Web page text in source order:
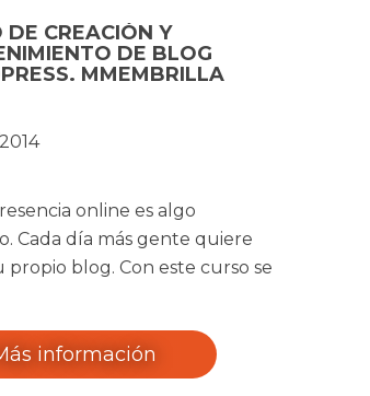
DE CREACIÓN Y
DE BLOG
MMEMBRILLA
online es algo
Cada día más gente quiere
propio blog. Con este curso se
que el alumno pueda crear
su aspecto.
información